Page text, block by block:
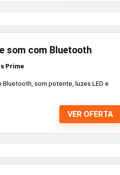
som com Bluetooth
Prime
som potente, luzes LED e
VER OFERTA